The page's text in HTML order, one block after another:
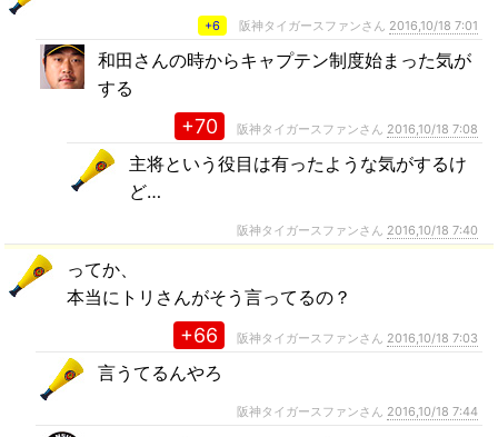
+6 阪神タイガースファンさん 2016,10/18 7:01
和田さんの時からキャプテン制度始まった気が
する
+70 阪神タイガースファンさん 2016,10/18 7:08
主将という役目は有ったような気がするけ
ど…
阪神タイガースファンさん 2016,10/18 7:40
ってか、
本当にトリさんがそう言ってるの？
+66 阪神タイガースファンさん 2016,10/18 7:03
言うてるんやろ
阪神タイガースファンさん 2016,10/18 7:44